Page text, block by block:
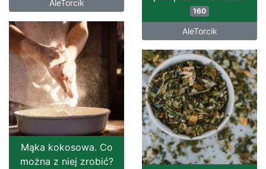
160
AleTorcik
AleTorcik
Mąka kokosowa. Co
można z niej zrobić?